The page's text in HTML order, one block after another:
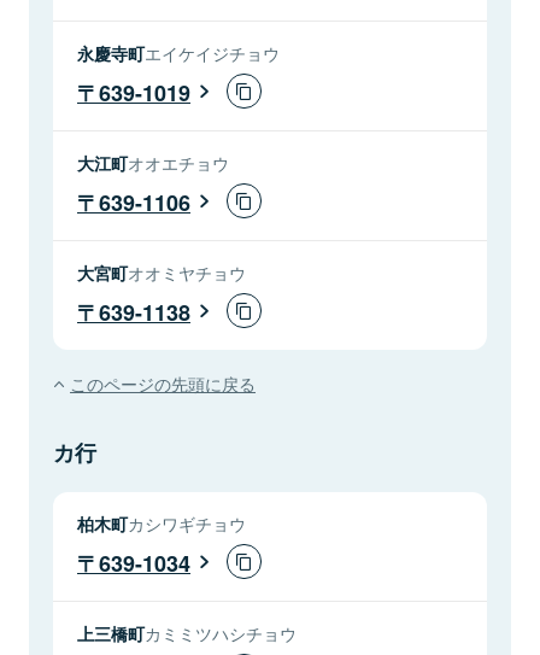
永慶寺町エイケイジチョウ
639-1019
大江町オオエチョウ
639-1106
大宮町オオミヤチョウ
639-1138
このページの先頭に戻る
カ行
柏木町カシワギチョウ
639-1034
上三橋町カミミツハシチョウ